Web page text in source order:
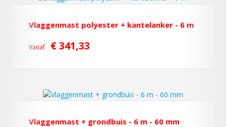
Vlaggenmast polyester + kantelanker - 6 m
Vanaf € 341,33
Vlaggenmast + grondbuis - 6 m - 60 mm